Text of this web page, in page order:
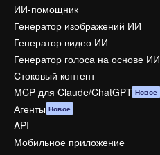
ИИ-помощник
Генератор изображений ИИ
Генератор видео ИИ
Генератор голоса на основе ИИ
Стоковый контент
MCP для Claude/ChatGPT Новое
Агенты Новое
API
Мобильное приложение